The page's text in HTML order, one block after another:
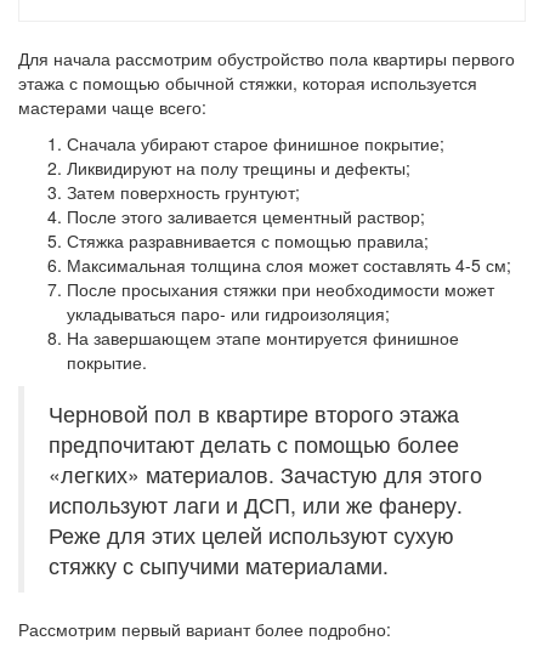
Для начала рассмотрим обустройство пола квартиры первого
этажа с помощью обычной стяжки, которая используется
мастерами чаще всего:
Сначала убирают старое финишное покрытие;
Ликвидируют на полу трещины и дефекты;
Затем поверхность грунтуют;
После этого заливается цементный раствор;
Стяжка разравнивается с помощью правила;
Максимальная толщина слоя может составлять 4-5 см;
После просыхания стяжки при необходимости может
укладываться паро- или гидроизоляция;
На завершающем этапе монтируется финишное
покрытие.
Черновой пол в квартире второго этажа
предпочитают делать с помощью более
«легких» материалов. Зачастую для этого
используют лаги и ДСП, или же фанеру.
Реже для этих целей используют сухую
стяжку с сыпучими материалами.
Рассмотрим первый вариант более подробно: